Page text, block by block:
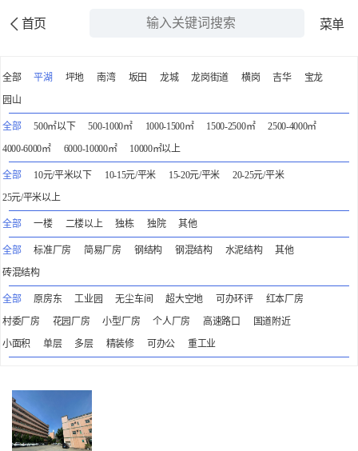
首页 菜单
全部 平湖 坪地 南湾 坂田 龙城 龙岗街道 横岗 吉华
宝龙
园山
全部 500㎡以下 500-1000㎡ 1000-1500㎡ 1500-2500㎡
2500-4000㎡
4000-6000㎡
6000-10000㎡ 10000㎡以上
全部 10元/平米以下 10-15元/平米 15-20元/平米
20-25元/平米
25元/平米以上
全部 一楼 二楼以上 独栋 独院 其他
全部 标准厂房 简易厂房 钢结构 钢混结构 水泥结构
其他
砖混结构
全部 原房东 工业园 无尘车间 超大空地 可办环评
红本厂房
村委厂房
花园厂房 小型厂房 个人厂房 高速路口
国道附近
小面积
单层 多层 精装修 可办公 重工业